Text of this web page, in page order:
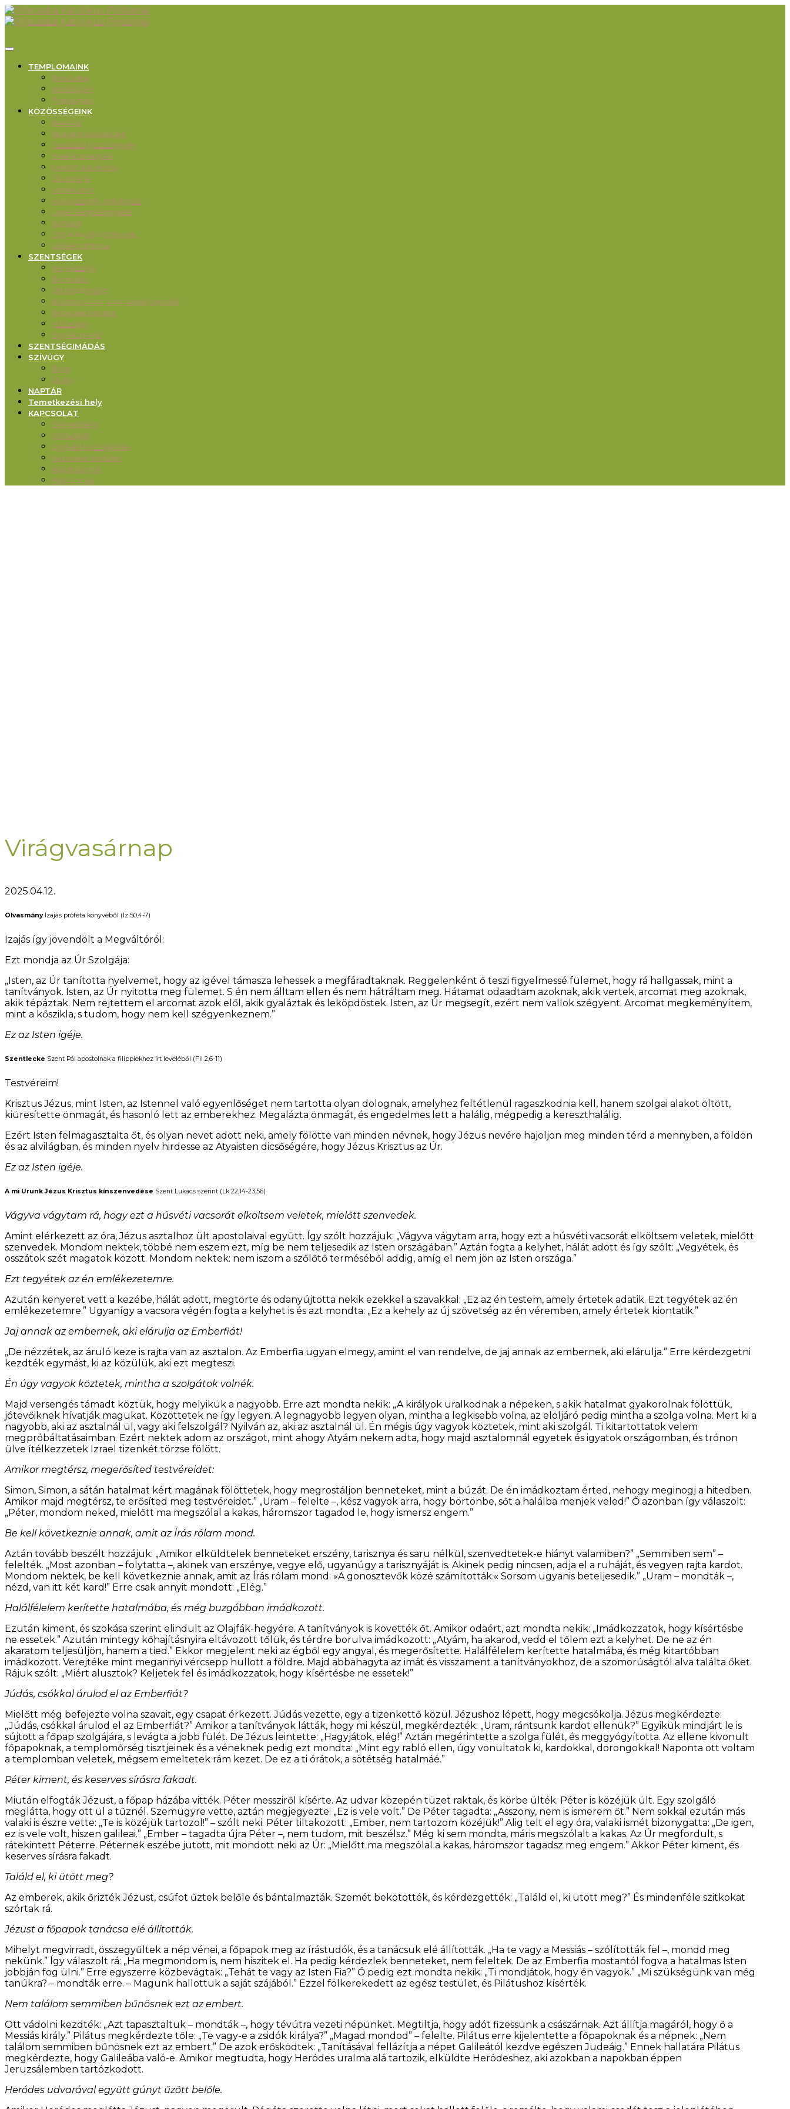
TEMPLOMAINK
Piliscsaba
Klotildliget
Pilisjászfalu
KÖZÖSSÉGEINK
Karitász
Ifjúsági közösségek
Családos közösségek
Imaközösségek
Felnőtt katekézis
Ökumené
Misekuckó
Művészetek, önképzés
Liget Segítőszolgálat
Rendek
Oktatási intézmények
Idősek otthona
SZENTSÉGEK
Keresztség
Bérmálás
Oltáriszentség
Bűnbocsánat szentsége (gyónás)
Betegek kenete
Házasság
Egyházi rend
SZENTSÉGIMÁDÁS
SZÍVÜGY
Blog
Újság
NAPTÁR
Temetkezési hely
KAPCSOLAT
Elérhetőség
Stóladíjak
Egyházi hozzájárulás
Képviselő-testület
Alapítványok
Pályázatok
Virágvasárnap
2025.04.12.
OlvasmányIzajás próféta könyvéből (Iz 50,4-7)
Izajás így jövendölt a Megváltóról:
Ezt mondja az Úr Szolgája:
„Isten, az Úr tanította nyelvemet, hogy az igével támasza lehessek a megfáradtaknak. Reggelenként ő teszi figyelmessé fülemet, hogy rá hallgassak, mint a
tanítványok. Isten, az Úr nyitotta meg fülemet. S én nem álltam ellen és nem hátráltam meg. Hátamat odaadtam azoknak, akik vertek, arcomat meg azoknak,
akik tépáztak. Nem rejtettem el arcomat azok elől, akik gyaláztak és leköpdöstek. Isten, az Úr megsegít, ezért nem vallok szégyent. Arcomat megkeményítem,
mint a kőszikla, s tudom, hogy nem kell szégyenkeznem.”
Ez az Isten igéje.
Szentlecke Szent Pál apostolnak a filippiekhez írt leveléből (Fil 2,6-11)
Testvéreim!
Krisztus Jézus, mint Isten, az Istennel való egyenlőséget nem tartotta olyan dolognak, amelyhez feltétlenül ragaszkodnia kell, hanem szolgai alakot öltött,
kiüresítette önmagát, és hasonló lett az emberekhez. Megalázta önmagát, és engedelmes lett a halálig, mégpedig a kereszthalálig.
Ezért Isten felmagasztalta őt, és olyan nevet adott neki, amely fölötte van minden névnek, hogy Jézus nevére hajoljon meg minden térd a mennyben, a földön
és az alvilágban, és minden nyelv hirdesse az Atyaisten dicsőségére, hogy Jézus Krisztus az Úr.
Ez az Isten igéje.
A mi Urunk Jézus Krisztus kínszenvedése Szent Lukács szerint (Lk 22,14-23,56)
Vágyva vágytam rá, hogy ezt a húsvéti vacsorát elköltsem veletek, mielőtt szenvedek.
Amint elérkezett az óra, Jézus asztalhoz ült apostolaival együtt. Így szólt hozzájuk: „Vágyva vágytam arra, hogy ezt a húsvéti vacsorát elköltsem veletek, mielőtt
szenvedek. Mondom nektek, többé nem eszem ezt, míg be nem teljesedik az Isten országában.” Aztán fogta a kelyhet, hálát adott és így szólt: „Vegyétek, és
osszátok szét magatok között. Mondom nektek: nem iszom a szőlőtő terméséből addig, amíg el nem jön az Isten országa.”
Ezt tegyétek az én emlékezetemre.
Azután kenyeret vett a kezébe, hálát adott, megtörte és odanyújtotta nekik ezekkel a szavakkal: „Ez az én testem, amely értetek adatik. Ezt tegyétek az én
emlékezetemre.” Ugyanígy a vacsora végén fogta a kelyhet is és azt mondta: „Ez a kehely az új szövetség az én véremben, amely értetek kiontatik.”
Jaj annak az embernek, aki elárulja az Emberfiát!
„De nézzétek, az áruló keze is rajta van az asztalon. Az Emberfia ugyan elmegy, amint el van rendelve, de jaj annak az embernek, aki elárulja.” Erre kérdezgetni
kezdték egymást, ki az közülük, aki ezt megteszi.
Én úgy vagyok köztetek, mintha a szolgátok volnék.
Majd versengés támadt köztük, hogy melyikük a nagyobb. Erre azt mondta nekik: „A királyok uralkodnak a népeken, s akik hatalmat gyakorolnak fölöttük,
jótevőiknek hívatják magukat. Közöttetek ne így legyen. A legnagyobb legyen olyan, mintha a legkisebb volna, az elöljáró pedig mintha a szolga volna. Mert ki a
nagyobb, aki az asztalnál ül, vagy aki felszolgál? Nyilván az, aki az asztalnál ül. Én mégis úgy vagyok köztetek, mint aki szolgál. Ti kitartottatok velem
megpróbáltatásaimban. Ezért nektek adom az országot, mint ahogy Atyám nekem adta, hogy majd asztalomnál egyetek és igyatok országomban, és trónon
ülve ítélkezzetek Izrael tizenkét törzse fölött.
Amikor megtérsz, megerősíted testvéreidet:
Simon, Simon, a sátán hatalmat kért magának fölöttetek, hogy megrostáljon benneteket, mint a búzát. De én imádkoztam érted, nehogy meginogj a hitedben.
Amikor majd megtérsz, te erősíted meg testvéreidet.” „Uram – felelte –, kész vagyok arra, hogy börtönbe, sőt a halálba menjek veled!” Ő azonban így válaszolt:
„Péter, mondom neked, mielőtt ma megszólal a kakas, háromszor tagadod le, hogy ismersz engem.”
Be kell következnie annak, amit az Írás rólam mond.
Aztán tovább beszélt hozzájuk: „Amikor elküldtelek benneteket erszény, tarisznya és saru nélkül, szenvedtetek-e hiányt valamiben?” „Semmiben sem” –
felelték. „Most azonban – folytatta –, akinek van erszénye, vegye elő, ugyanúgy a tarisznyáját is. Akinek pedig nincsen, adja el a ruháját, és vegyen rajta kardot.
Mondom nektek, be kell következnie annak, amit az Írás rólam mond: »A gonosztevők közé számították.« Sorsom ugyanis beteljesedik.” „Uram – mondták –,
nézd, van itt két kard!” Erre csak annyit mondott: „Elég.”
Halálfélelem kerítette hatalmába, és még buzgóbban imádkozott.
Ezután kiment, és szokása szerint elindult az Olajfák-hegyére. A tanítványok is követték őt. Amikor odaért, azt mondta nekik: „Imádkozzatok, hogy kísértésbe
ne essetek.” Azután mintegy kőhajításnyira eltávozott tőlük, és térdre borulva imádkozott: „Atyám, ha akarod, vedd el tőlem ezt a kelyhet. De ne az én
akaratom teljesüljön, hanem a tied.” Ekkor megjelent neki az égből egy angyal, és megerősítette. Halálfélelem kerítette hatalmába, és még kitartóbban
imádkozott. Verejtéke mint megannyi vércsepp hullott a földre. Majd abbahagyta az imát és visszament a tanítványokhoz, de a szomorúságtól alva találta őket.
Rájuk szólt: „Miért alusztok? Keljetek fel és imádkozzatok, hogy kísértésbe ne essetek!”
Júdás, csókkal árulod el az Emberfiát?
Mielőtt még befejezte volna szavait, egy csapat érkezett. Júdás vezette, egy a tizenkettő közül. Jézushoz lépett, hogy megcsókolja. Jézus megkérdezte:
„Júdás, csókkal árulod el az Emberfiát?” Amikor a tanítványok látták, hogy mi készül, megkérdezték: „Uram, rántsunk kardot ellenük?” Egyikük mindjárt le is
sújtott a főpap szolgájára, s levágta a jobb fülét. De Jézus leintette: „Hagyjátok, elég!” Aztán megérintette a szolga fülét, és meggyógyította. Az ellene kivonult
főpapoknak, a templomőrség tisztjeinek és a véneknek pedig ezt mondta: „Mint egy rabló ellen, úgy vonultatok ki, kardokkal, dorongokkal! Naponta ott voltam
a templomban veletek, mégsem emeltetek rám kezet. De ez a ti órátok, a sötétség hatalmáé.”
Péter kiment, és keserves sírásra fakadt.
Miután elfogták Jézust, a főpap házába vitték. Péter messziről kísérte. Az udvar közepén tüzet raktak, és körbe ülték. Péter is közéjük ült. Egy szolgáló
meglátta, hogy ott ül a tűznél. Szemügyre vette, aztán megjegyezte: „Ez is vele volt.” De Péter tagadta: „Asszony, nem is ismerem őt.” Nem sokkal ezután más
valaki is észre vette: „Te is közéjük tartozol!” – szólt neki. Péter tiltakozott: „Ember, nem tartozom közéjük!” Alig telt el egy óra, valaki ismét bizonygatta: „De igen,
ez is vele volt, hiszen galileai.” „Ember – tagadta újra Péter –, nem tudom, mit beszélsz.” Még ki sem mondta, máris megszólalt a kakas. Az Úr megfordult, s
rátekintett Péterre. Péternek eszébe jutott, mit mondott neki az Úr: „Mielőtt ma megszólal a kakas, háromszor tagadsz meg engem.” Akkor Péter kiment, és
keserves sírásra fakadt.
Találd el, ki ütött meg?
Az emberek, akik őrizték Jézust, csúfot űztek belőle és bántalmazták. Szemét bekötötték, és kérdezgették: „Találd el, ki ütött meg?” És mindenféle szitkokat
szórtak rá.
Jézust a főpapok tanácsa elé állították.
Mihelyt megvirradt, összegyűltek a nép vénei, a főpapok meg az írástudók, és a tanácsuk elé állították. „Ha te vagy a Messiás – szólították fel –, mondd meg
nekünk.” Így válaszolt rá: „Ha megmondom is, nem hiszitek el. Ha pedig kérdezlek benneteket, nem feleltek. De az Emberfia mostantól fogva a hatalmas Isten
jobbján fog ülni.” Erre egyszerre közbevágtak: „Tehát te vagy az Isten Fia?” Ő pedig ezt mondta nekik: „Ti mondjátok, hogy én vagyok.” „Mi szükségünk van még
tanúkra? – mondták erre. – Magunk hallottuk a saját szájából.” Ezzel fölkerekedett az egész testület, és Pilátushoz kísérték.
Nem találom semmiben bűnösnek ezt az embert.
Ott vádolni kezdték: „Azt tapasztaltuk – mondták –, hogy tévútra vezeti népünket. Megtiltja, hogy adót fizessünk a császárnak. Azt állítja magáról, hogy ő a
Messiás király.” Pilátus megkérdezte tőle: „Te vagy-e a zsidók királya?” „Magad mondod” – felelte. Pilátus erre kijelentette a főpapoknak és a népnek: „Nem
találom semmiben bűnösnek ezt az embert.” De azok erősködtek: „Tanításával fellázítja a népet Galileától kezdve egészen Judeáig.” Ennek hallatára Pilátus
megkérdezte, hogy Galileába való-e. Amikor megtudta, hogy Heródes uralma alá tartozik, elküldte Heródeshez, aki azokban a napokban éppen
Jeruzsálemben tartózkodott.
Heródes udvarával együtt gúnyt űzött belőle.